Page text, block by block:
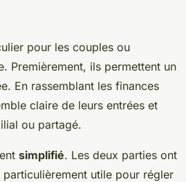
pour les couples ou
Premièrement, ils permettent un
En rassemblant les finances
claire de leurs entrées et
ou partagé.
simplifié. Les deux parties ont
utile pour régler